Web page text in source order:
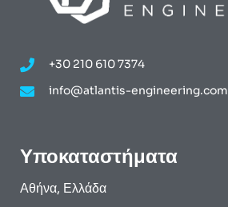
+30 210 610 7374
info@atlantis-engineering.com
Υποκαταστήματα
Αθήνα, Ελλάδα